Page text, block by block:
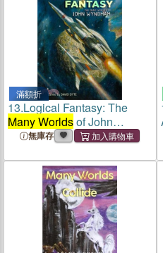
滿額折
13.Logical Fantasy: The
Many Worldsof John
Wyndham
無庫存